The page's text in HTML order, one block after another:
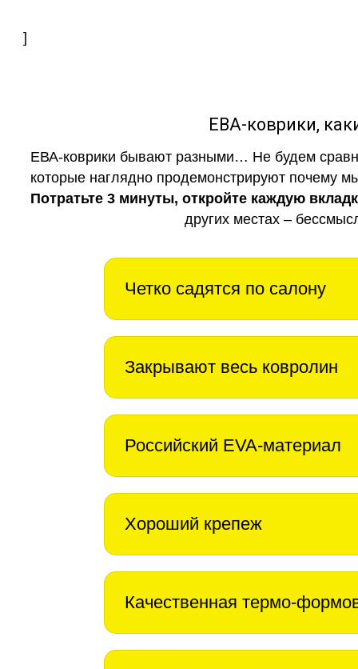
]
ЕВА-коврики,
ЕВА-коврики бывают разными… Не будем
которые наглядно продемонстрируют почему
Потратьте 3 минуты, откройте каждую
других местах –
Четко садятся по салону
Закрывают весь ковролин
Российский EVA-материал
Хороший крепеж
Качественная термо-